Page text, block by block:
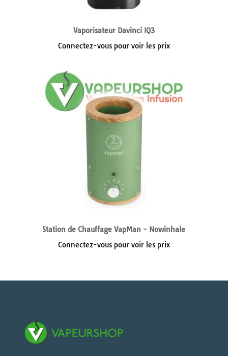
Vaporisateur Davinci IQ3
Connectez-vous pour voir les prix
Station de Chauffage VapMan - Nowinhale
Connectez-vous pour voir les prix